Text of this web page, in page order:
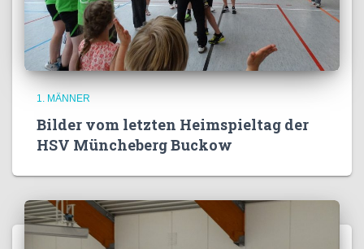
1. MÄNNER
Bilder vom letzten Heimspieltag der
HSV Müncheberg Buckow